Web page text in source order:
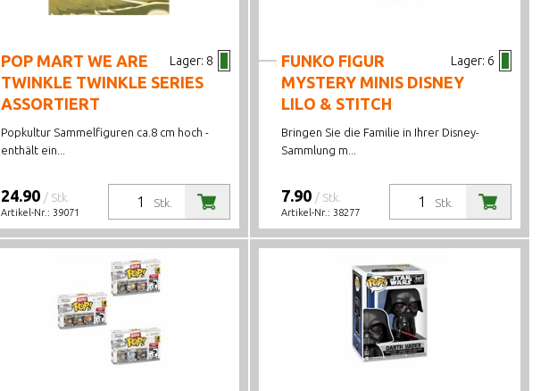
Lager: 8
POP MART WE ARE
TWINKLE TWINKLE SERIES
ASSORTIERT
Popkultur Sammelfiguren ca.8 cm hoch -
enthält ein...
Stk.
24.90 / Stk.
Artikel-Nr.: 39071
Lager: 6
FUNKO FIGUR
MYSTERY MINIS DISNEY
LILO & STITCH
Bringen Sie die Familie in Ihrer Disney-
Sammlung m...
Stk.
7.90 / Stk.
Artikel-Nr.: 38277